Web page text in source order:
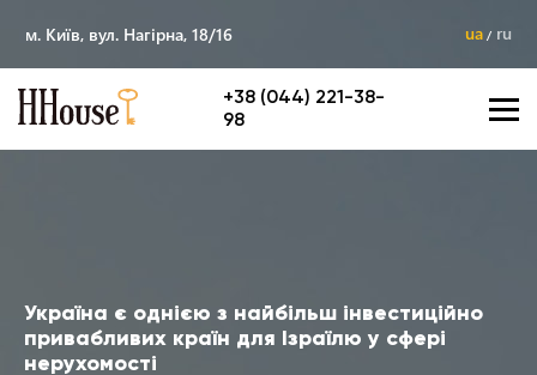
м. Київ, вул. Нагірна, 18/16 ua ru
+38 (044) 221-38-
98
Україна є однією з найбільш інвестиційно
привабливих країн для Ізраїлю у сфері
нерухомості